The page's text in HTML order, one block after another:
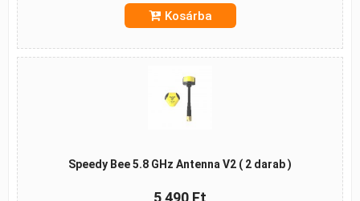
Kosárba
Speedy Bee 5.8 GHz Antenna V2 ( 2 darab )
5 490 Ft